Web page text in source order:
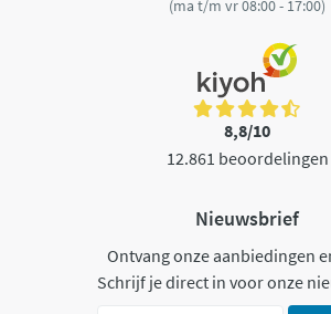
(ma t/m vr 08:00 - 17:00)
8,8/10
12.861 beoordelingen
Nieuwsbrief
Ontvang onze aanbiedingen
Schrijf je direct in voor onze